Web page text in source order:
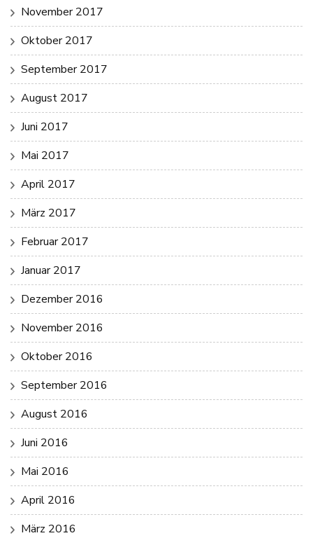
November 2017
Oktober 2017
September 2017
August 2017
Juni 2017
Mai 2017
April 2017
März 2017
Februar 2017
Januar 2017
Dezember 2016
November 2016
Oktober 2016
September 2016
August 2016
Juni 2016
Mai 2016
April 2016
März 2016